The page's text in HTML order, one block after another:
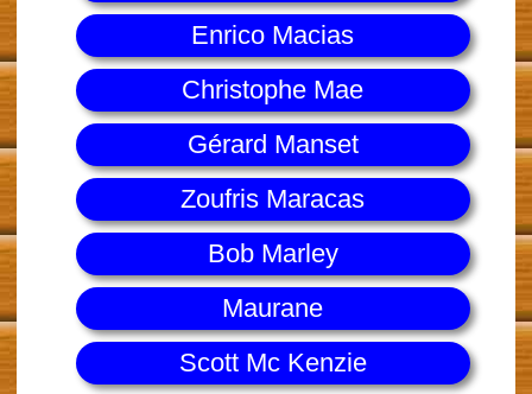
Enrico Macias
Christophe Mae
Gérard Manset
Zoufris Maracas
Bob Marley
Maurane
Scott Mc Kenzie